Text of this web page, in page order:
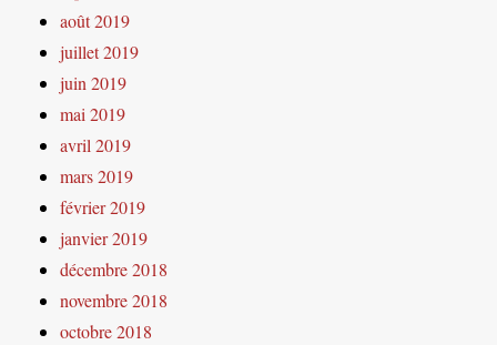
août 2019
juillet 2019
juin 2019
mai 2019
avril 2019
mars 2019
février 2019
janvier 2019
décembre 2018
novembre 2018
octobre 2018